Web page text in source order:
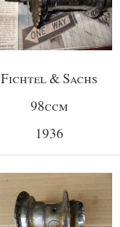
Fichtel & Sachs
98ccm
1936